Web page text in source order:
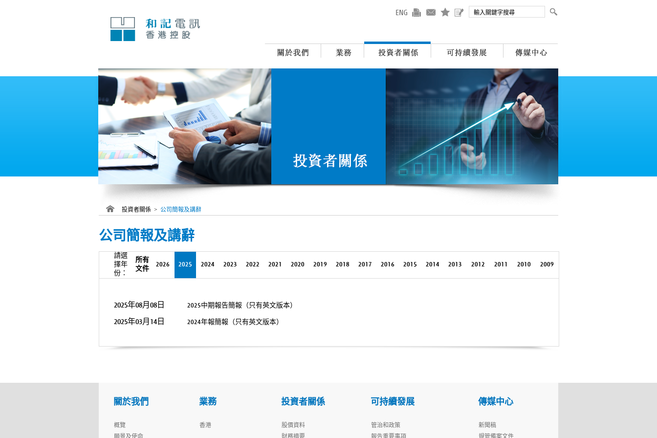
投資者關係 > 公司簡報及講辭
公司簡報及講辭
請選
擇年
份：
所有
文件
2026 2025 2024 2023 2022 2021 2020 2019 2018 2017 2016 2015 2014 2013 2012 2011 2010 2009
2025年08月08日 2025中期報告簡報（只有英文版本）
2025年03月14日 2024年報簡報（只有英文版本）
關於我們
概覽
願景及使命
業務
香港
投資者關係
股價資料
財務摘要
可持續發展
管治和政策
報告重要事項
傳媒中心
新聞稿
規管備案文件